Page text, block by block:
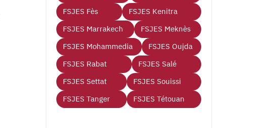
FSJES Fès
FSJES Kenitra
FSJES Marrakech
FSJES Meknès
FSJES Mohammedia
FSJES Oujda
FSJES Rabat
FSJES Salé
FSJES Settat
FSJES Souissi
FSJES Tanger
FSJES Tétouan